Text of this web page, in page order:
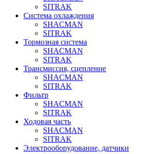
SITRAK
Система охлаждения
SHACMAN
SITRAK
Тормозная система
SHACMAN
SITRAK
Трансмиссия, сцепление
SHACMAN
SITRAK
Фильтр
SHACMAN
SITRAK
Ходовая часть
SHACMAN
SITRAK
Электрооборудование, датчики